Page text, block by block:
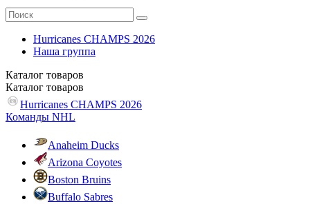
Hurricanes CHAMPS 2026
Наша группа
Каталог товаров
Каталог товаров
Hurricanes CHAMPS 2026
Команды NHL
Anaheim Ducks
Arizona Coyotes
Boston Bruins
Buffalo Sabres